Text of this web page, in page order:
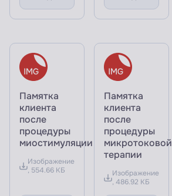
Памятка
клиента
после
процедуры
миостимуляции
Изображение
, 554.66 КБ
Памятка
клиента
после
процедуры
микротоковой
терапии
Изображение
, 486.92 КБ